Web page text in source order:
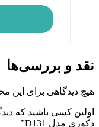
نقد و بررسی‌ها
هیچ دیدگاهی برای
اولین کسی باشید که
دکوری مدل D131”